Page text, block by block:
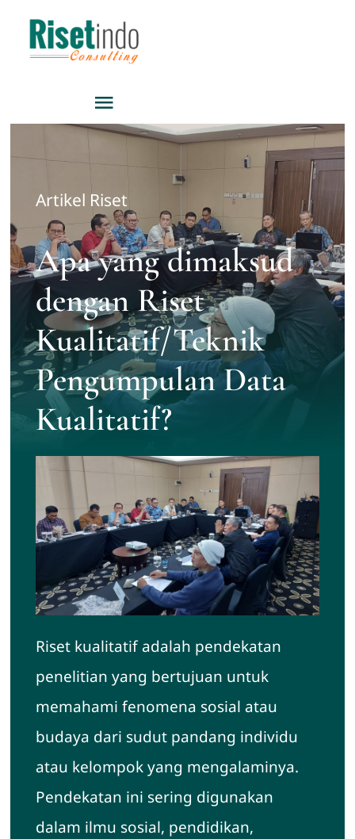
Toggle
Navigation
Staff
About
Services
News
Contact us
Download
Artikel Riset
Apa yang dimaksud
dengan Riset
Kualitatif/Teknik
Pengumpulan Data
Kualitatif?
Riset kualitatif adalah pendekatan
penelitian yang bertujuan untuk
memahami fenomena sosial atau
budaya dari sudut pandang individu
atau kelompok yang mengalaminya.
Pendekatan ini sering digunakan
dalam ilmu sosial, pendidikan,